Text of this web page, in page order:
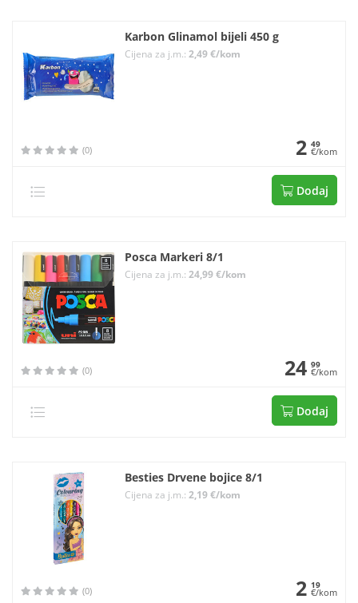
Karbon Glinamol bijeli 450 g
Cijena za j.m.: 2,49 €/kom
(0) 2 49
€/kom
Dodaj
Posca Markeri 8/1
Cijena za j.m.: 24,99 €/kom
(0) 24 99
€/kom
Dodaj
Besties Drvene bojice 8/1
Cijena za j.m.: 2,19 €/kom
(0) 2 19
€/kom